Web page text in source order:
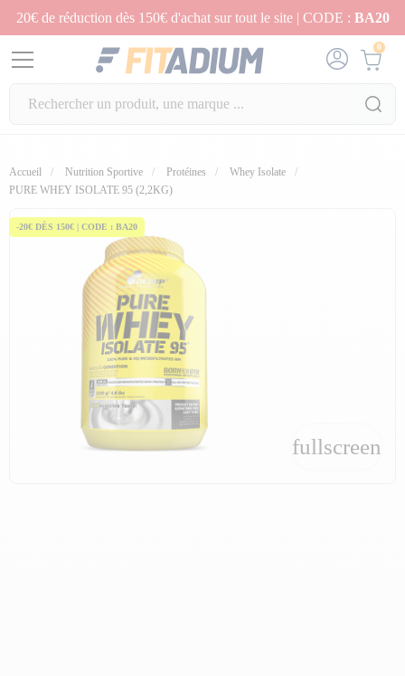
20€ de réduction dès 150€ d'achat sur tout le site | CODE : BA20
0
Accueil Nutrition Sportive Protéines
Whey Isolate
PURE WHEY ISOLATE 95 (2,2KG)
-20€ DÈS 150€ | CODE : BA20
fullscreen